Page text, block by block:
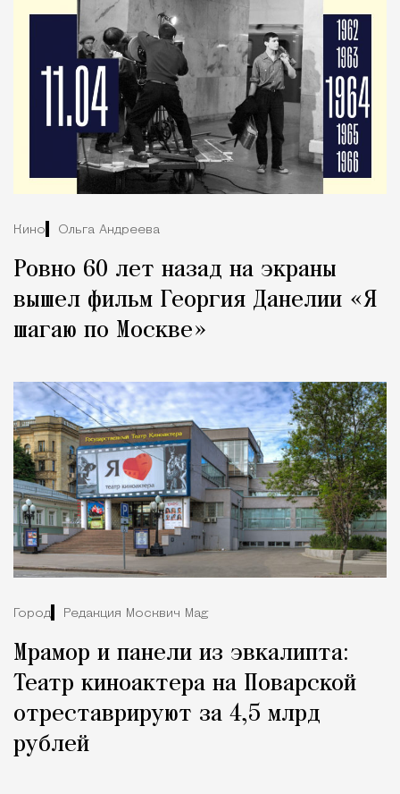
Кино Ольга Андреева
Ровно 60 лет назад на экраны
вышел фильм Георгия Данелии «Я
шагаю по Москве»
Город Редакция Москвич Mag
Мрамор и панели из эвкалипта:
Театр киноактера на Поварской
отреставрируют за 4,5 млрд
рублей